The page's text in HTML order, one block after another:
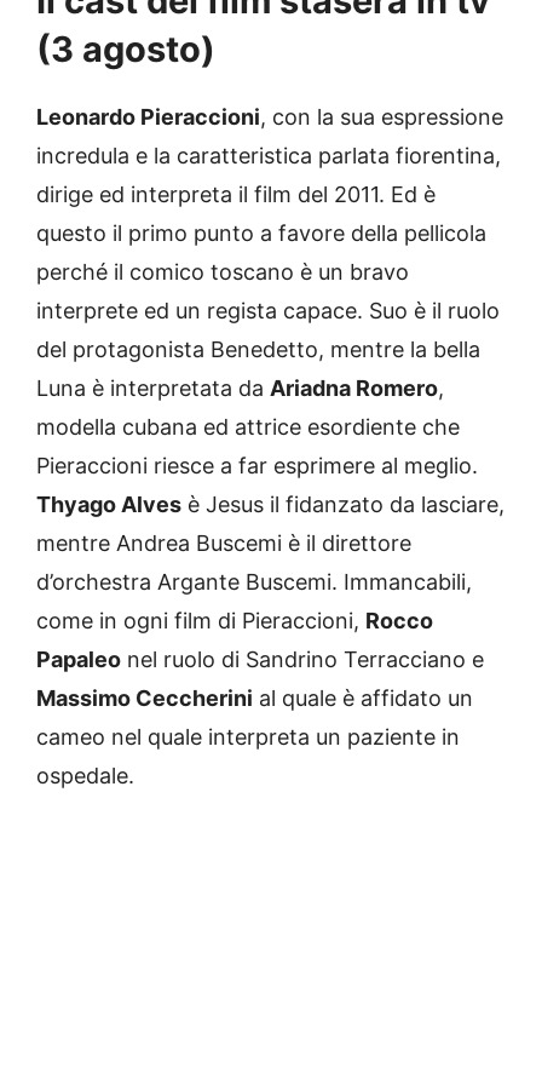
(3 agosto)
Leonardo Pieraccioni, con la sua espressione
incredula e la caratteristica parlata fiorentina,
dirige ed interpreta il film del 2011. Ed è
questo il primo punto a favore della pellicola
perché il comico toscano è un bravo
interprete ed un regista capace. Suo è il ruolo
del protagonista Benedetto, mentre la bella
Luna è interpretata da Ariadna Romero,
modella cubana ed attrice esordiente che
Pieraccioni riesce a far esprimere al meglio.
Thyago Alves è Jesus il fidanzato da lasciare,
mentre Andrea Buscemi è il direttore
d’orchestra Argante Buscemi. Immancabili,
come in ogni film di Pieraccioni, Rocco
Papaleo nel ruolo di Sandrino Terracciano e
Massimo Ceccherini al quale è affidato un
cameo nel quale interpreta un paziente in
ospedale.